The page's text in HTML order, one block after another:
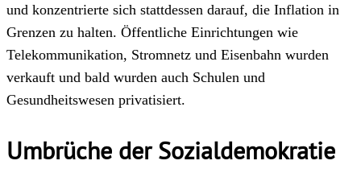
und konzentrierte sich stattdessen darauf, die Inflation in
Grenzen zu halten. Öffentliche Einrichtungen wie
Telekommunikation, Stromnetz und Eisenbahn wurden
verkauft und bald wurden auch Schulen und
Gesundheitswesen privatisiert.
Umbrüche der Sozialdemokratie